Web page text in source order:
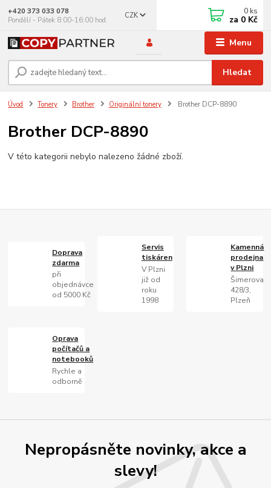
Menu
CZK
Hledat
+420 373 033 078
Pondělí - Pátek 8:00-16:00 hod.
0 ks
za 0 Kč
Úvod Tonery Brother Originální tonery Brother DCP-8890
Brother DCP-8890
V této kategorii nebylo nalezeno žádné zboží.
Doprava
zdarma
při
objednávce
od 5000 Kč
Servis
tiskáren
V Plzni
již od
roku
1998
Kamenná
prodejna
v Plzni
Šimerova
428/3,
Plzeň
Oprava
počítačů a
notebooků
Rychle a
odborně
Nepropásněte novinky, akce a
slevy!